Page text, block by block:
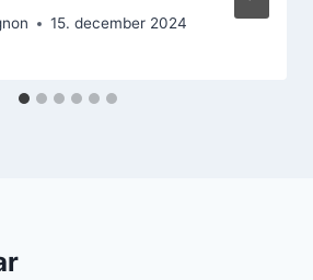
15. december 2024